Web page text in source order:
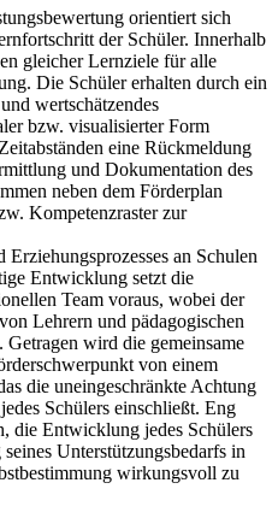
orientiert sich
der Schüler. Innerhalb
gleicher Lernziele für alle
Die Schüler erhalten durch ein
wertschätzendes
bzw. visualisierter Form
eine Rückmeldung
und Dokumentation des
neben dem Förderplan
Kompetenzraster zur
an Schulen
Entwicklung setzt die
Team voraus, wobei der
Lehrern und pädagogischen
wird die gemeinsame
von einem
die uneingeschränkte Achtung
Schülers einschließt. Eng
die Entwicklung jedes Schülers
Unterstützungsbedarfs in
wirkungsvoll zu